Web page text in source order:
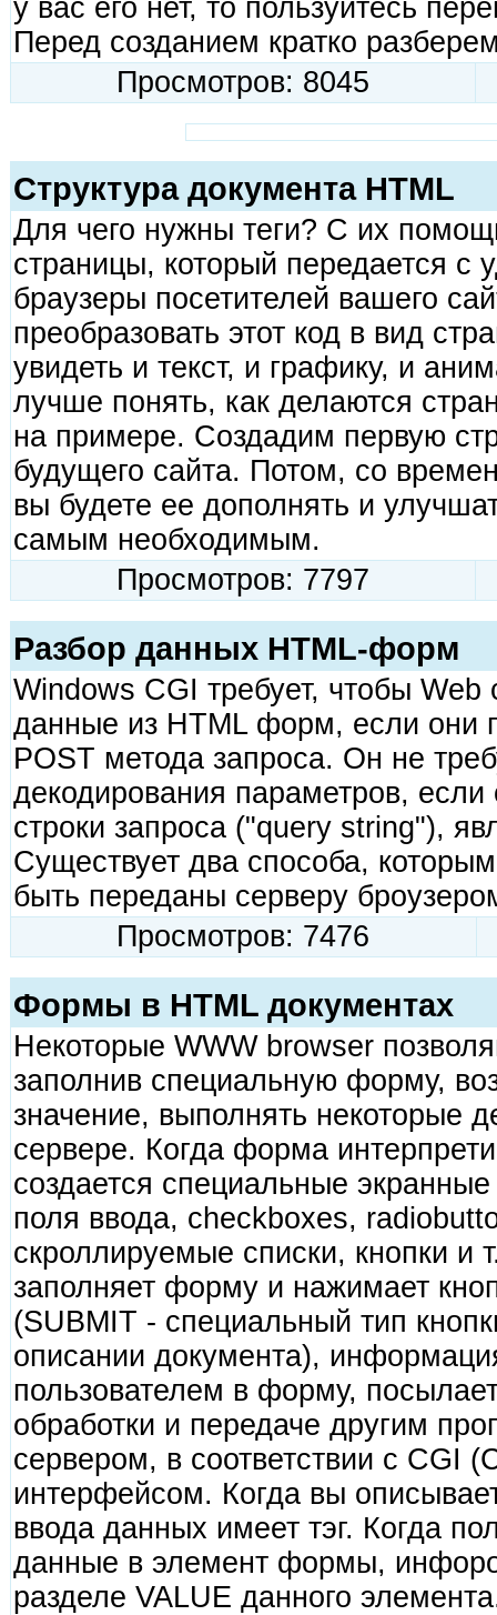
у вас его нет, то пользуйтесь
Перед созданием кратко
Просмотров: 8045
Структура документа HTML
Для чего нужны теги? С их
страницы, который передается с
браузеры посетителей вашего
преобразовать этот код в вид
увидеть и текст, и графику, и
лучше понять, как делаются
на примере. Создадим первую
будущего сайта. Потом, со
вы будете ее дополнять и
самым необходимым.
Просмотров: 7797
Разбор данных HTML-форм
Windows CGI требует, чтобы Web
данные из HTML форм, если они
POST метода запроса. Он не
декодирования параметров,
строки запроса ("query string"),
Существует два способа,
быть переданы серверу
Просмотров: 7476
Формы в HTML документах
Некоторые WWW browser
заполнив специальную форму,
значение, выполнять некоторые
сервере. Когда форма
создается специальные
поля ввода, checkboxes,
скроллируемые списки, кнопки и
заполняет форму и нажимает
(SUBMIT - специальный тип
описании документа),
пользователем в форму,
обработки и передаче другим
сервером, в соответствии с CGI
интерфейсом. Когда вы
ввода данных имеет тэг. Когда
данные в элемент формы,
разделе VALUE данного